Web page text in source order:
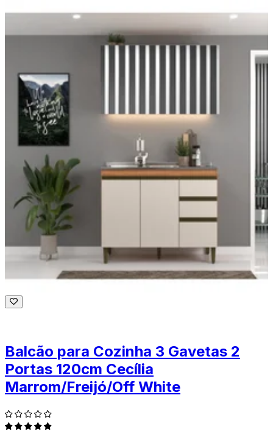
Balcão para Cozinha 3 Gavetas 2
Portas 120cm Cecília
Marrom/Freijó/Off White